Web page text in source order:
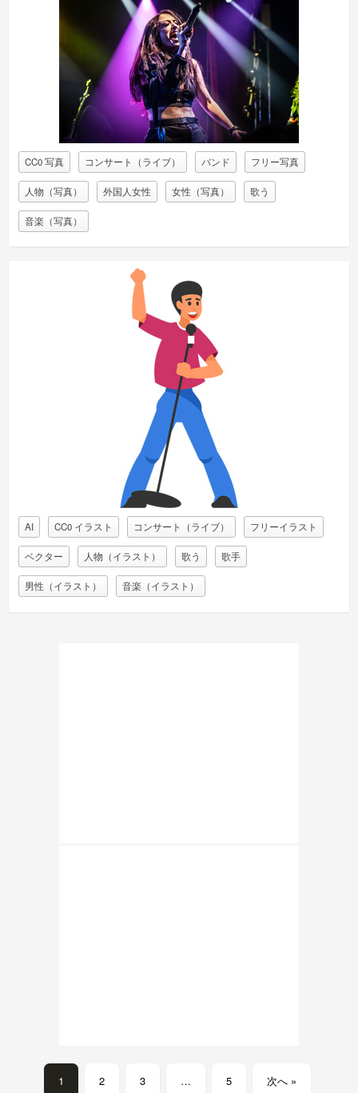
CC0 写真 コンサート（ライブ） バンド フリー写真
人物（写真） 外国人女性 女性（写真） 歌う
音楽（写真）
AI CC0 イラスト コンサート（ライブ） フリーイラスト
ベクター 人物（イラスト） 歌う 歌手
男性（イラスト） 音楽（イラスト）
1 2 3 … 5 次へ »